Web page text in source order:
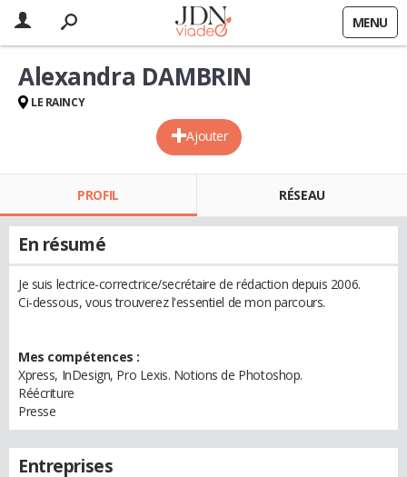
MENU
Ajouter
Alexandra DAMBRIN
LE RAINCY
PROFIL RÉSEAU
En résumé
Je suis lectrice-correctrice/secrétaire de rédaction depuis 2006.
Ci-dessous, vous trouverez l'essentiel de mon parcours.
Mes compétences :
Xpress, InDesign, Pro Lexis. Notions de Photoshop.
Réécriture
Presse
Entreprises